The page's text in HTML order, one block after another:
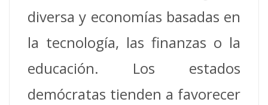
diversa y economías basadas en
la tecnología, las finanzas o la
educación. Los estados
demócratas tienden a favorecer